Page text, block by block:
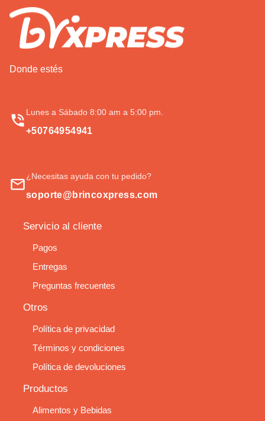
Donde estés
Lunes a Sábado 8:00 am a 5:00 pm.
+50764954941
¿Necesitas ayuda con tu pedido?
soporte@brincoxpress.com
Servicio al cliente
Pagos
Entregas
Preguntas frecuentes
Otros
Política de privacidad
Términos y condiciones
Política de devoluciones
Productos
Alimentos y Bebidas